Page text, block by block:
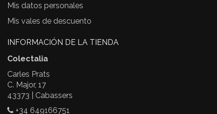
Mis datos personales
Mis vales de descuento
INFORMACIÓN DE LA TIENDA
Colectalia
Carles Prats
C. Major, 17
43373 | Cabassers
+34 649166751